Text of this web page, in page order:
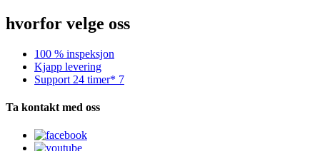
hvorfor velge oss
100 % inspeksjon
Kjapp levering
Support 24 timer* 7
Ta kontakt med oss